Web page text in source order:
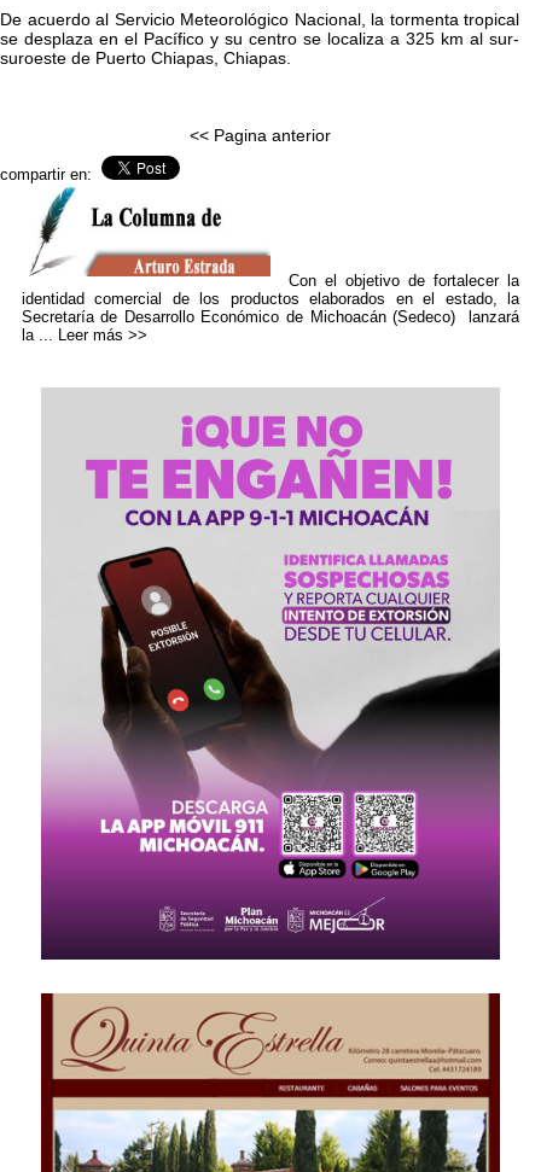
De acuerdo al Servicio Meteorológico Nacional, la tormenta tropical
se desplaza en el Pacífico y su centro se localiza a 325 km al sur-
suroeste de Puerto Chiapas, Chiapas.
<< Pagina anterior
compartir en:
Con el objetivo de fortalecer la
identidad comercial de los productos elaborados en el estado, la
Secretaría de Desarrollo Económico de Michoacán (Sedeco) lanzará
la ...
Leer más >>